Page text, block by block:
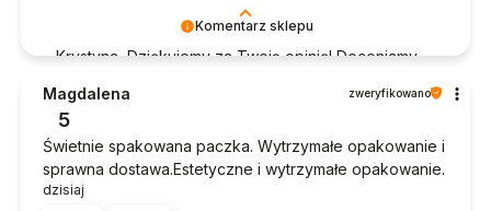
Komentarz sklepu
Krystyna, Dziękujemy za Twoją opinię! Doceniamy
doświadczeniem. Jesteśmy szczęśliwi, że mamy
takich klientów. Z pozdrowieniami, obsługa sklepu.
Magdalena zweryfikowano
5
Świetnie spakowana paczka. Wytrzymałe opakowanie i
sprawna dostawa.Estetyczne i wytrzymałe opakowanie.
dzisiaj